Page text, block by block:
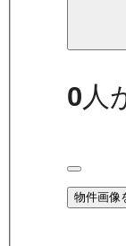
0 人
物件画像